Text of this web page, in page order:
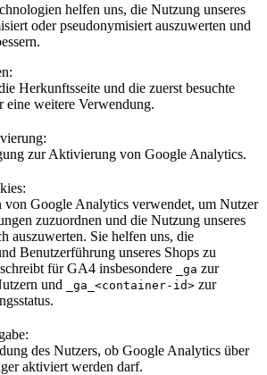
helfen uns, die Nutzung unseres
oder pseudonymisiert auszuwerten und
Herkunftsseite und die zuerst besuchte
eine weitere Verwendung.
zur Aktivierung von Google Analytics.
von Google Analytics verwendet, um Nutzer
zuzuordnen und die Nutzung unseres
auszuwerten. Sie helfen uns, die
Benutzerführung unseres Shops zu
für GA4 insbesondere
_ga zur
und
_ga_<container-id> zur
des Nutzers, ob Google Analytics über
aktiviert werden darf.